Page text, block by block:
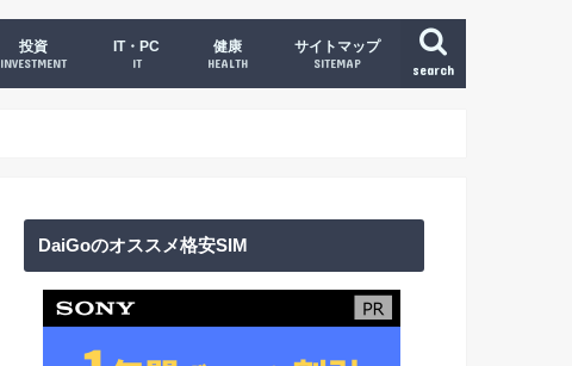
search
投資
INVESTMENT
IT・PC
IT
健康
HEALTH
サイトマップ
SITEMAP
DaiGoのオススメ格安SIM